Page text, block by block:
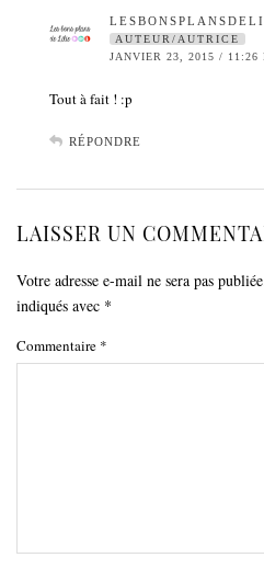
AUTEUR/AUTRICE
JANVIER 23, 2015 / 11:26
Tout à fait ! :p
RÉPONDRE
LAISSER UN
Votre adresse e-mail ne sera pas
indiqués avec *
Commentaire *